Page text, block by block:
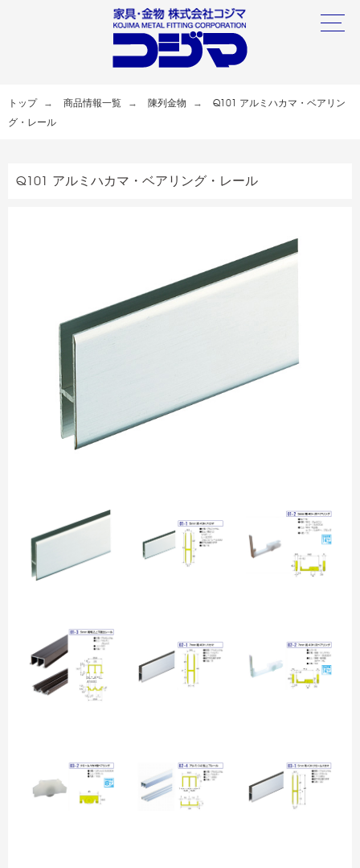
トップ 商品情報一覧 陳列金物
Q101 アルミハカマ・ベアリン
グ・レール
Q101 アルミハカマ・ベアリング・レール